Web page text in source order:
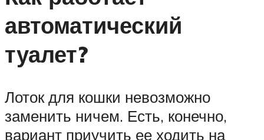
автоматический
туалет?
Лоток для кошки невозможно
заменить ничем. Есть, конечно,
вариант приучить ее ходить на